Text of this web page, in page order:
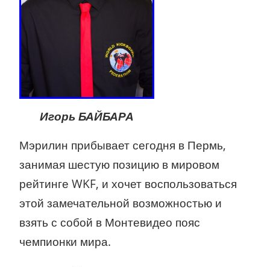
Игорь БАЙБАРА
Мэрилин прибывает сегодня в Пермь,
занимая шестую позицию в мировом
рейтинге WKF, и хочет воспользоваться
этой замечательной возможностью и
взять с собой в Монтевидео пояс
чемпионки мира.